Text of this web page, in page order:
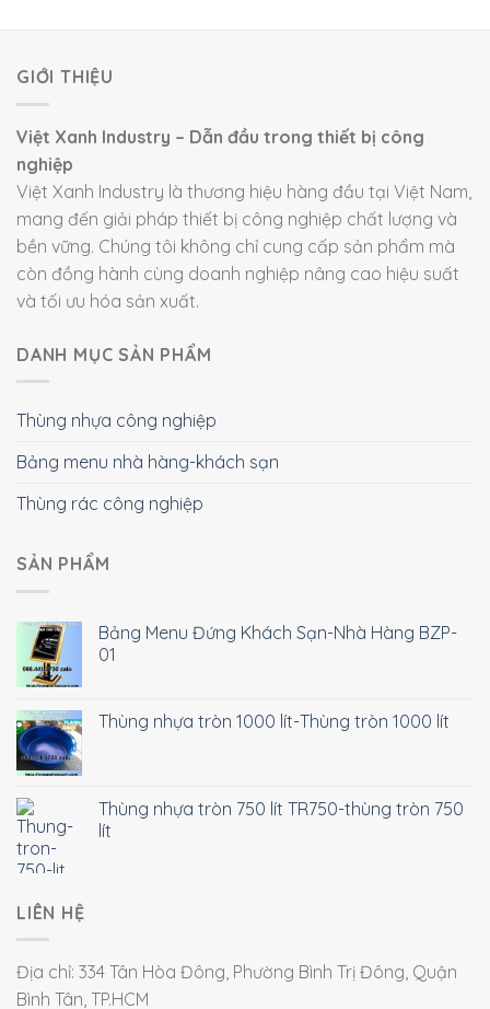
GIỚI THIỆU
Việt Xanh Industry – Dẫn đầu trong thiết bị công
nghiệp
Việt Xanh Industry là thương hiệu hàng đầu tại Việt Nam,
mang đến giải pháp thiết bị công nghiệp chất lượng và
bền vững. Chúng tôi không chỉ cung cấp sản phẩm mà
còn đồng hành cùng doanh nghiệp nâng cao hiệu suất
và tối ưu hóa sản xuất.
DANH MỤC SẢN PHẨM
Thùng nhựa công nghiệp
Bảng menu nhà hàng-khách sạn
Thùng rác công nghiệp
SẢN PHẨM
Bảng Menu Đứng Khách Sạn-Nhà Hàng BZP-
01
Thùng nhựa tròn 1000 lít-Thùng tròn 1000 lít
Thùng nhựa tròn 750 lít TR750-thùng tròn 750
lít
LIÊN HỆ
Địa chỉ: 334 Tân Hòa Đông, Phường Bình Trị Đông, Quận
Bình Tân, TP.HCM